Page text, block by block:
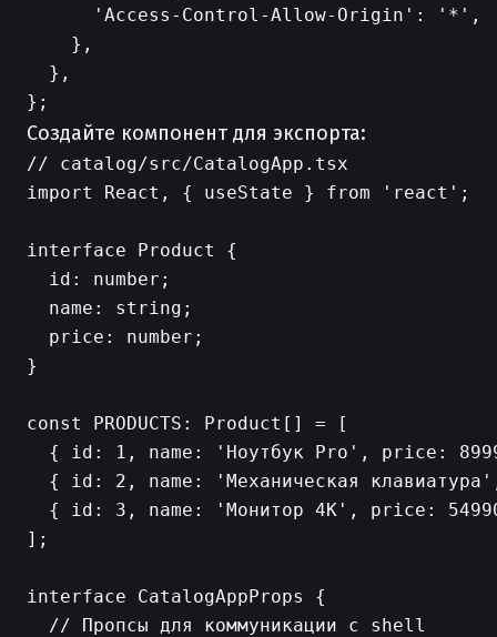
      'Access-Control-Allow-Origin': '*',
    },
  },
Создайте компонент для экспорта:
// catalog/src/CatalogApp.tsx
import React, { useState } from 'react';
interface Product {
  id: number;
  name: string;
  price: number;
}
const PRODUCTS: Product[] = [
{ id: 1, name: 'Ноутбук Pro', price:
{ id: 2, name: 'Механическая
{ id: 3, name: 'Монитор 4K', price:
];
interface CatalogAppProps {
  // Пропсы для коммуникации с shell